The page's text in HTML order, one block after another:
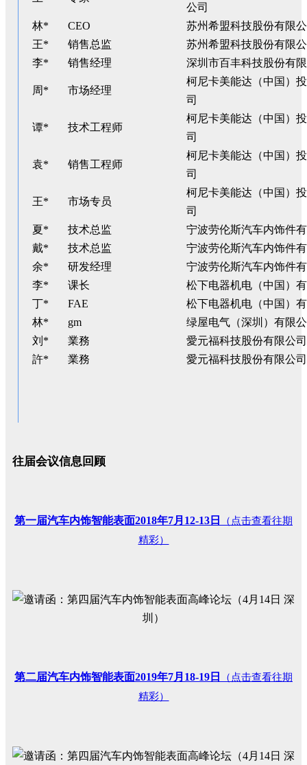
公司
林*
CEO
苏州希盟科技股份有限
王*
销售总监
苏州希盟科技股份有限
李*
销售经理 深圳市百丰科技股份有
周* 市场经理
柯尼卡美能达（中国）
司
谭* 技术工程师
柯尼卡美能达（中国）
司
袁* 销售工程师
柯尼卡美能达（中国）
司
王* 市场专员
柯尼卡美能达（中国）
司
夏*
技术总监
宁波劳伦斯汽车内饰件
戴*
技术总监
宁波劳伦斯汽车内饰件
余*
研发经理
宁波劳伦斯汽车内饰件
李*
课长
松下电器机电（中国）
丁*
FAE
松下电器机电（中国）
林*
gm
绿屋电气（深圳）有限
刘*
業務
愛元福科技股份有限公司
許*
業務 愛元福科技股份有限公司
往届会议信息回顾
第一届汽车内饰智能表面2018年7月12-13日
（点击查看往期
精彩）
第二届汽车内饰智能表面2019年7月18-19日
（点击查看往期
精彩）